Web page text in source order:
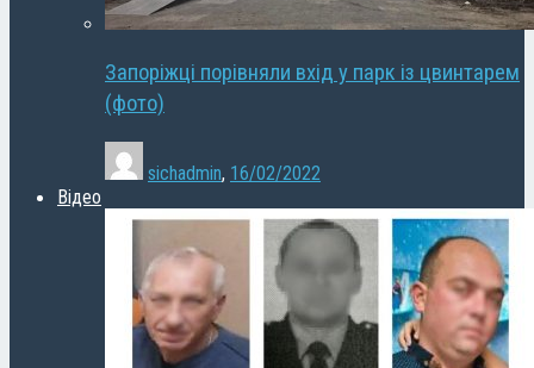
Запоріжці порівняли вхід у парк із цвинтарем
(фото)
sichadmin, 16/02/2022
Відео